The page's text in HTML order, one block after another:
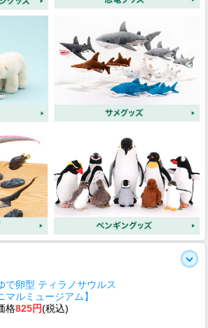
で卵型 ティラノサウルス
マルミュージアム】
格825円(税込)